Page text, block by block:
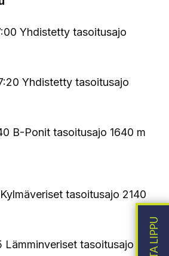
Yhdistetty tasoitusajo
Yhdistetty tasoitusajo
B-Ponit tasoitusajo 1640 m
tasoitusajo 2140
Lämminveriset tasoitusajo